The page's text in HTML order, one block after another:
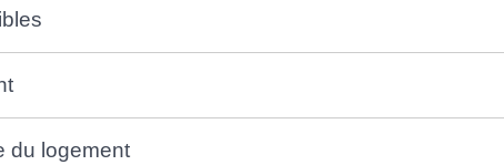
du logement